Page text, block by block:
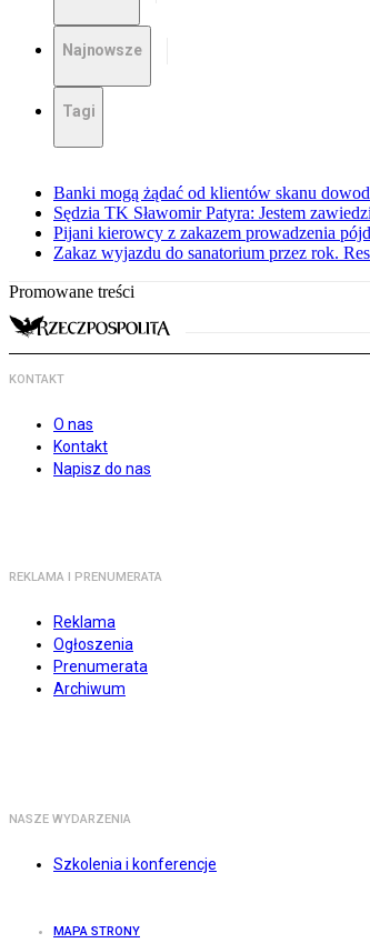
Najnowsze
Tagi
Banki mogą żądać od klientów skanu
Sędzia TK Sławomir Patyra: Jestem
Pijani kierowcy z zakazem prowadzenia
Zakaz wyjazdu do sanatorium przez rok.
Promowane treści
KONTAKT
O nas
Kontakt
Napisz do nas
REKLAMA I PRENUMERATA
Reklama
Ogłoszenia
Prenumerata
Archiwum
NASZE WYDARZENIA
Szkolenia i konferencje
MAPA STRONY